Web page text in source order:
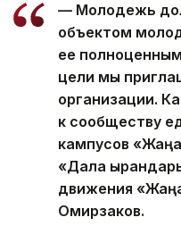
— Молодежь
объектом
ее
цели мы
организации.
к сообществу
кампусов
«Дала
движения
Омирзаков.